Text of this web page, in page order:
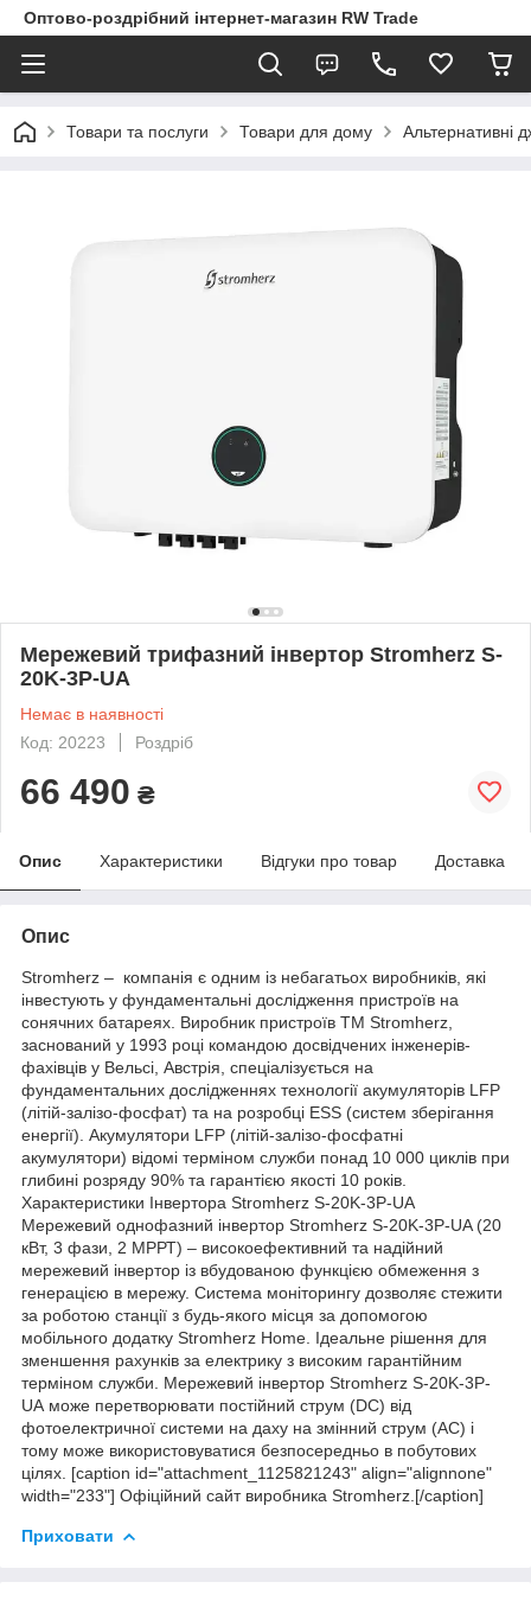
Оптово-роздрібний інтернет-магазин RW Trade
Товари та послуги Товари для дому Альтернативні
Мережевий трифазний інвертор Stromherz S-
20K-3Р-UA
Немає в наявності
Код: 20223
Роздріб
66 490 ₴
Опис Характеристики Відгуки про товар Доставка
Опис
Stromherz – компанія є одним із небагатьох виробників, які
інвестують у фундаментальні дослідження пристроїв на
сонячних батареях. Виробник пристроїв TM Stromherz,
заснований у 1993 році командою досвідчених інженерів-
фахівців у Вельсі, Австрія, спеціалізується на
фундаментальних дослідженнях технології акумуляторів LFP
(літій-залізо-фосфат) та на розробці ESS (систем зберігання
енергії). Акумулятори LFP (літій-залізо-фосфатні
акумулятори) відомі терміном служби понад 10 000 циклів при
глибині розряду 90% та гарантією якості 10 років.
Характеристики Інвертора Stromherz S-20K-3Р-UA
Мережевий однофазний інвертор Stromherz S-20K-3Р-UA (20
кВт, 3 фази, 2 МРРТ) – високоефективний та надійний
мережевий інвертор із вбудованою функцією обмеження з
генерацією в мережу. Система моніторингу дозволяє стежити
за роботою станції з будь-якого місця за допомогою
мобільного додатку Stromherz Home. Ідеальне рішення для
зменшення рахунків за електрику з високим гарантійним
терміном служби. Мережевий інвертор Stromherz S-20K-3Р-
UA може перетворювати постійний струм (DC) від
фотоелектричної системи на даху на змінний струм (AC) і
тому може використовуватися безпосередньо в побутових
цілях. [caption id="attachment_1125821243" align="alignnone"
width="233"] Офіційний сайт виробника Stromherz.[/caption]
Приховати